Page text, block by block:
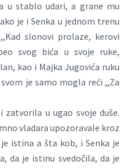
u stablo udari, a grane mu
je i Senka u jednom trenu
slonovi prolaze, kerovi
svog bića u svoje ruke,
kao i Majka Jugovića ruku
je samo mogla reći ,,Za
zatvorila u ugao svoje duše.
vladara upozoravale kroz
istina a šta kob, i Senka je
da je istinu svedočila, da je